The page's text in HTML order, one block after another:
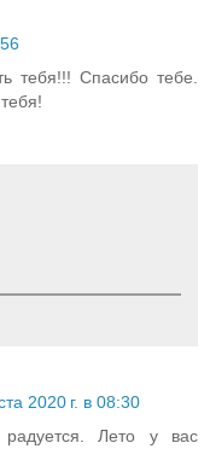
тебя!!! Спасибо тебе.
2020 г. в 08:30
Лето у вас